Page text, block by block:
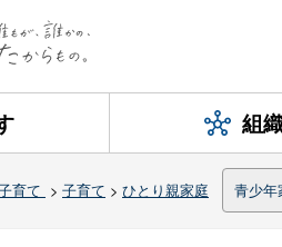
組
育て > 子育て > ひとり親家庭 青少年